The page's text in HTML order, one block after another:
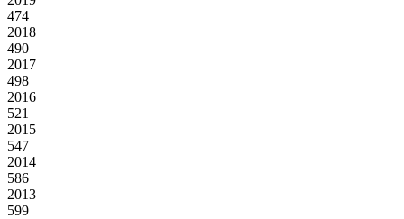
474
2018
490
2017
498
2016
521
2015
547
2014
586
2013
599